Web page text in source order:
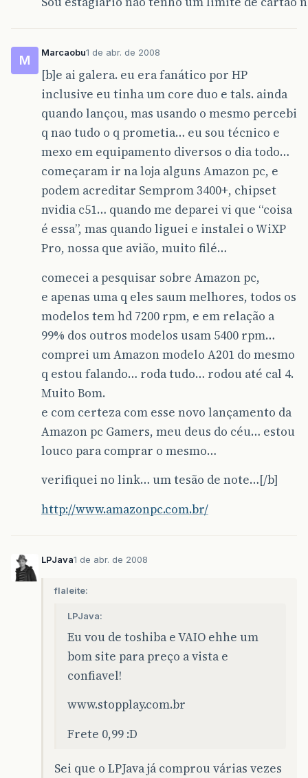
M
Marcaobu1 de abr. de 2008
[b]e ai galera. eu era fanático por HP
inclusive eu tinha um core duo e tals. ainda
quando lançou, mas usando o mesmo percebi
q nao tudo o q prometia… eu sou técnico e
mexo em equipamento diversos o dia todo…
começaram ir na loja alguns Amazon pc, e
podem acreditar Semprom 3400+, chipset
nvidia c51… quando me deparei vi que “coisa
é essa”, mas quando liguei e instalei o WiXP
Pro, nossa que avião, muito filé…
comecei a pesquisar sobre Amazon pc,
e apenas uma q eles saum melhores, todos os
modelos tem hd 7200 rpm, e em relação a
99% dos outros modelos usam 5400 rpm…
comprei um Amazon modelo A201 do mesmo
q estou falando… roda tudo… rodou até cal 4.
Muito Bom.
e com certeza com esse novo lançamento da
Amazon pc Gamers, meu deus do céu… estou
louco para comprar o mesmo…
verifiquei no link… um tesão de note…[/b]
http://www.amazonpc.com.br/
LPJava1 de abr. de 2008
flaleite:
LPJava:
Eu vou de toshiba e VAIO ehhe um
bom site para preço a vista e
confiavel!
www.stopplay.com.br
Frete 0,99 :D
Sei que o LPJava já comprou várias vezes